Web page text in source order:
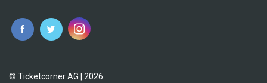
© Ticketcorner AG | 2026